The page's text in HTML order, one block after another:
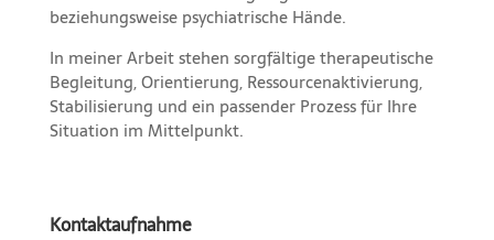
beziehungsweise psychiatrische Hände.
In meiner Arbeit stehen sorgfältige therapeutische
Begleitung, Orientierung, Ressourcenaktivierung,
Stabilisierung und ein passender Prozess für Ihre
Situation im Mittelpunkt.
Kontaktaufnahme